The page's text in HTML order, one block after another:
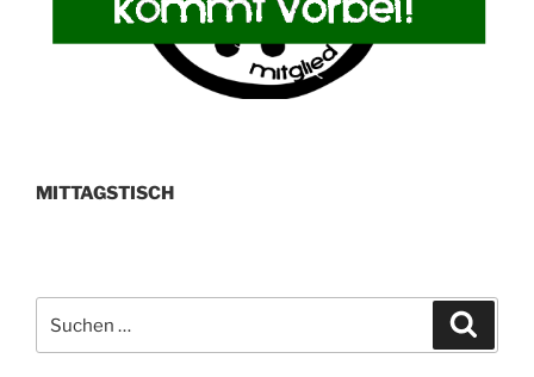
MITTAGSTISCH
nach: